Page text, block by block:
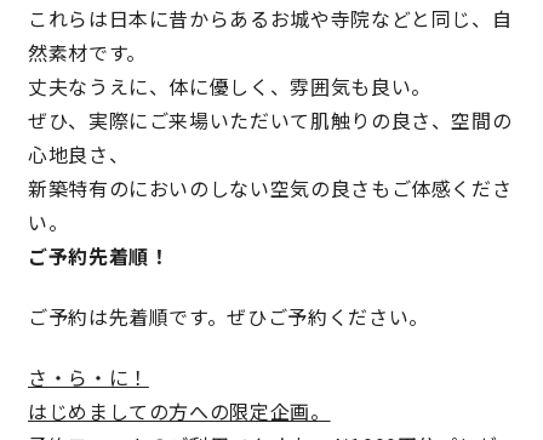
これらは日本に昔からあるお城や寺院などと同じ、自
然素材です。
丈夫なうえに、体に優しく、雰囲気も良い。
ぜひ、実際にご来場いただいて肌触りの良さ、空間の
心地良さ、
新築特有のにおいのしない空気の良さもご体感くださ
い。
ご予約先着順！
ご予約は先着順です。ぜひご予約ください。
さ・ら・に！
はじめましての方への限定企画。